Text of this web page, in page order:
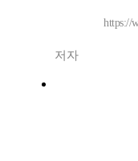
https://
저자